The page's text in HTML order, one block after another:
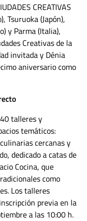
CREATIVAS
Tsuruoka (Japón),
y Parma (Italia),
Creativas de la
invitada y Dénia
aniversario como
talleres y
temáticos:
cercanas y
dedicado a catas de
Cocina, que
como
Los talleres
previa en la
a las 10:00 h.